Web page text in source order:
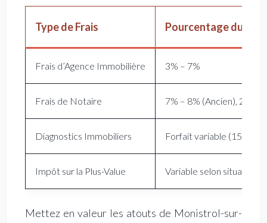
Type de Frais Pourcentage du
Frais d’Agence Immobilière 3% – 7%
Frais de Notaire 7% – 8% (Ancien), 2% –
Diagnostics Immobiliers Forfait variable (150€ –
Impôt sur la Plus-Value Variable selon situation
Mettez en valeur les atouts de Monistrol-sur-